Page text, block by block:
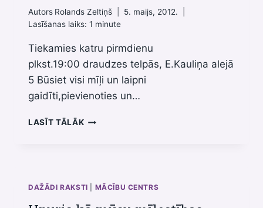
Autors Rolands Zeltiņš
5. maijs, 2012.
Lasīšanas laiks: 1 minute
Tiekamies katru pirmdienu
plkst.19:00 draudzes telpās, E.Kauliņa alejā
5 Būsiet visi mīļi un laipni
gaidīti,pievienoties un…
LASĪT TĀLĀKMĀJAS
DAŽĀDI RAKSTI MĀCĪBU CENTRS